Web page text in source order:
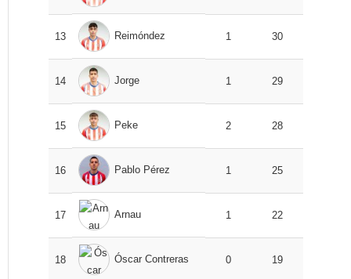
13 Reimóndez 1 30
14 Jorge 1 29
15 Peke 2 28
16 Pablo Pérez 1 25
17 Arnau 1 22
18 Óscar Contreras 0 19